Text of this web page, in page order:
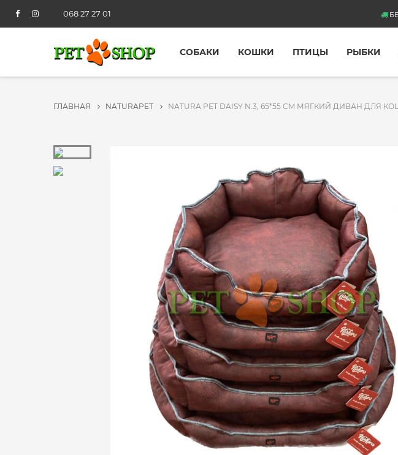
068 27 27 01
СОБАКИ КОШКИ ПТИЦЫ РЫБКИ
ГЛАВНАЯ NATURAPET NATURA PET DAISY N.3, 65*55 CM МЯГКИЙ ДИВАН ДЛЯ